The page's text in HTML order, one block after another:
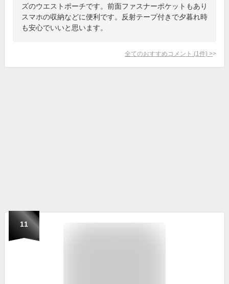
ズのウエストポーチです。前面ファスナーポケットもあり
スマホの収納などに便利です。反射テープ付きで夕暮れ時
も安心でいいと思います。
全てのおすすめコメント (1 件) >
11